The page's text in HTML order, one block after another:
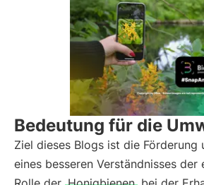
Bedeutung für die
Ziel dieses Blogs ist die Förderung
eines besseren Verständnisses der